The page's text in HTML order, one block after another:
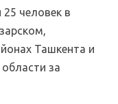
человек в
Ташкента и
за